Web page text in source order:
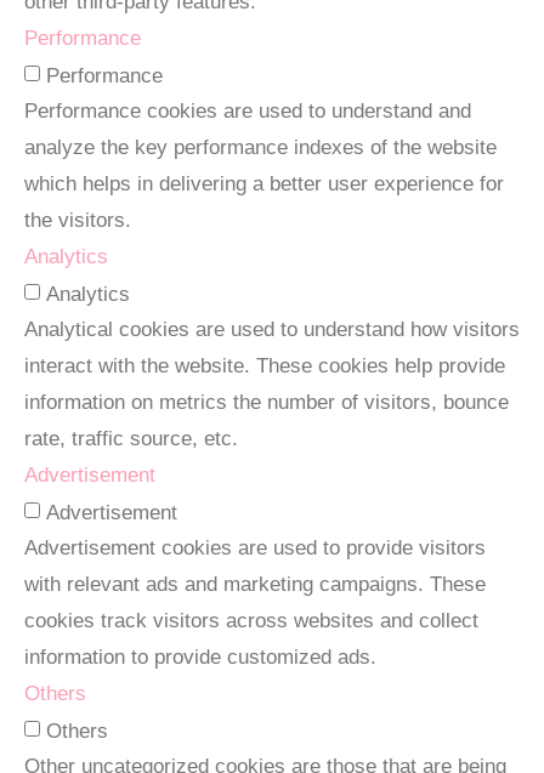
Performance
Performance
Performance cookies are used to understand and
analyze the key performance indexes of the website
which helps in delivering a better user experience for
the visitors.
Analytics
Analytics
Analytical cookies are used to understand how visitors
interact with the website. These cookies help provide
information on metrics the number of visitors, bounce
rate, traffic source, etc.
Advertisement
Advertisement
Advertisement cookies are used to provide visitors
with relevant ads and marketing campaigns. These
cookies track visitors across websites and collect
information to provide customized ads.
Others
Others
Other uncategorized cookies are those that are being